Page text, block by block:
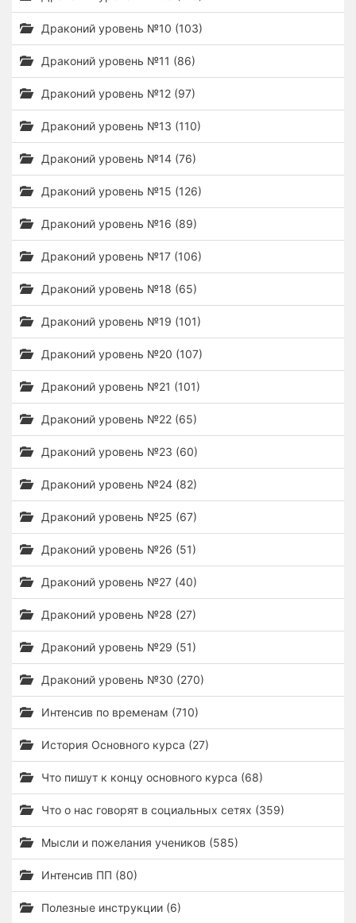
Драконий уровень №10 (103)
Драконий уровень №11 (86)
Драконий уровень №12 (97)
Драконий уровень №13 (110)
Драконий уровень №14 (76)
Драконий уровень №15 (126)
Драконий уровень №16 (89)
Драконий уровень №17 (106)
Драконий уровень №18 (65)
Драконий уровень №19 (101)
Драконий уровень №20 (107)
Драконий уровень №21 (101)
Драконий уровень №22 (65)
Драконий уровень №23 (60)
Драконий уровень №24 (82)
Драконий уровень №25 (67)
Драконий уровень №26 (51)
Драконий уровень №27 (40)
Драконий уровень №28 (27)
Драконий уровень №29 (51)
Драконий уровень №30 (270)
Интенсив по временам (710)
История Основного курса (27)
Что пишут к концу основного курса (68)
Что о нас говорят в социальных сетях (359)
Мысли и пожелания учеников (585)
Интенсив ПП (80)
Полезные инструкции (6)